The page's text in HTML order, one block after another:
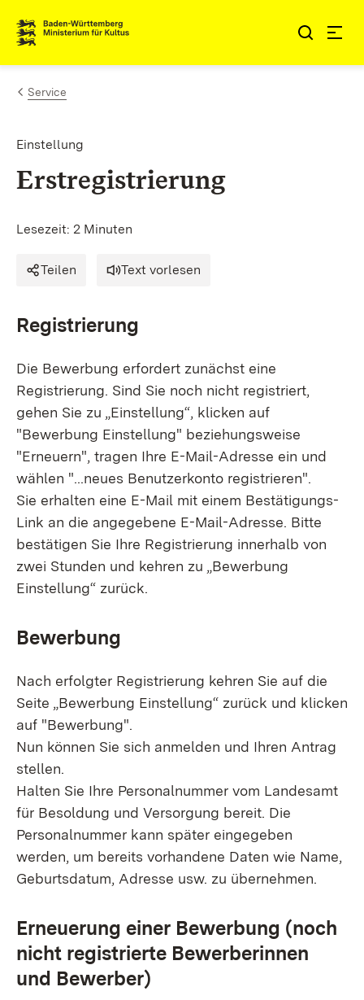
Zum Inhalt springen
Link zur Startseite
Service
Einstellung
Erstregistrierung
Lesezeit: 2 Minuten
Teilen Text vorlesen
Registrierung
Die Bewerbung erfordert zunächst eine
Registrierung. Sind Sie noch nicht registriert,
gehen Sie zu „Einstellung“, klicken auf
"Bewerbung Einstellung" beziehungsweise
"Erneuern", tragen Ihre E-Mail-Adresse ein und
wählen "...neues Benutzerkonto registrieren".
Sie erhalten eine E-Mail mit einem Bestätigungs-
Link an die angegebene E-Mail-Adresse. Bitte
bestätigen Sie Ihre Registrierung innerhalb von
zwei Stunden und kehren zu „Bewerbung
Einstellung“ zurück.
Bewerbung
Nach erfolgter Registrierung kehren Sie auf die
Seite „Bewerbung Einstellung“ zurück und klicken
auf "Bewerbung".
Nun können Sie sich anmelden und Ihren Antrag
stellen.
Halten Sie Ihre Personalnummer vom Landesamt
für Besoldung und Versorgung bereit. Die
Personalnummer kann später eingegeben
werden, um bereits vorhandene Daten wie Name,
Geburtsdatum, Adresse usw. zu übernehmen.
Erneuerung einer Bewerbung (noch
nicht registrierte Bewerberinnen
und Bewerber)